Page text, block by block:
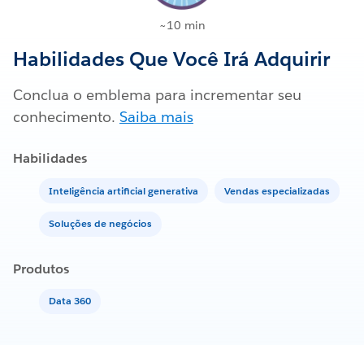
~10 min
Habilidades Que Você Irá Adquirir
Conclua o emblema para incrementar seu
conhecimento. Saiba mais
Habilidades
Inteligência artificial generativa Vendas especializadas
Soluções de negócios
Produtos
Data 360